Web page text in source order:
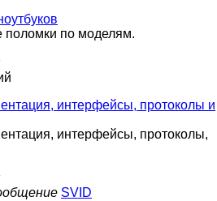
поломки по моделям.
интерфейсы, протоколы и
интерфейсы, протоколы,
SVID